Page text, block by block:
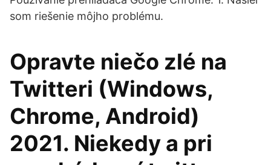
som riešenie môjho problému.
Opravte niečo zlé na
Twitteri (Windows,
Chrome, Android)
2021. Niekedy a pri